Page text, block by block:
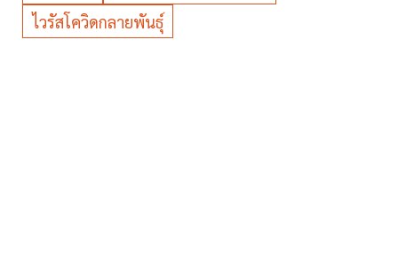
ไวรัสโควิดกลายพันธุ์